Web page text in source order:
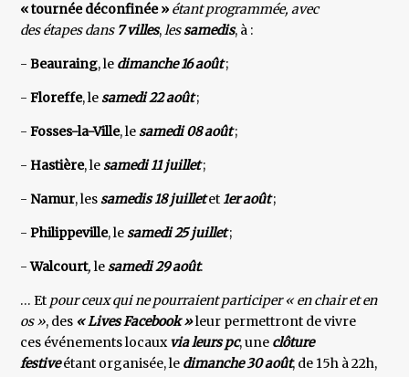
« tournée déconfinée » étant programmée, avec
des étapes dans 7 villes,lessamedis, à :
-Beauraing, le dimanche 16 août;
-Floreffe, lesamedi 22 août;
-Fosses-la-Ville, lesamedi 08 août;
-Hastière, lesamedi 11 juillet;
-Namur, lessamedis 18 juilletet 1er août;
-Philippeville, lesamedi 25 juillet;
- Walcourt,lesamedi 29 août.
… Et pour ceux qui ne pourraient participer « en chair et en
os », des « Lives Facebook »leur permettront de vivre
ces événements locauxvia leurs pc, une clôture
festiveétant organisée, le dimanche 30août, de 15h à 22h,